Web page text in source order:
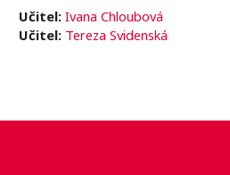
Učitel: Ivana Chloubová
Učitel: Tereza Svidenská